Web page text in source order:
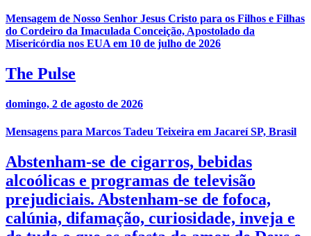
Mensagem de Nosso Senhor Jesus Cristo para os Filhos e Filhas
do Cordeiro da Imaculada Conceição, Apostolado da
Misericórdia nos EUA em 10 de julho de 2026
The Pulse
domingo, 2 de agosto de 2026
Mensagens para Marcos Tadeu Teixeira em Jacareí SP, Brasil
Abstenham-se de cigarros, bebidas
alcoólicas e programas de televisão
prejudiciais. Abstenham-se de fofoca,
calúnia, difamação, curiosidade, inveja e